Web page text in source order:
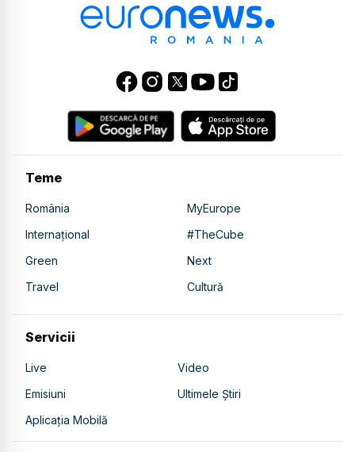
Teme
România
MyEurope
Internațional
#TheCube
Green
Next
Travel
Cultură
Servicii
Live
Video
Emisiuni
Ultimele Știri
Aplicația Mobilă